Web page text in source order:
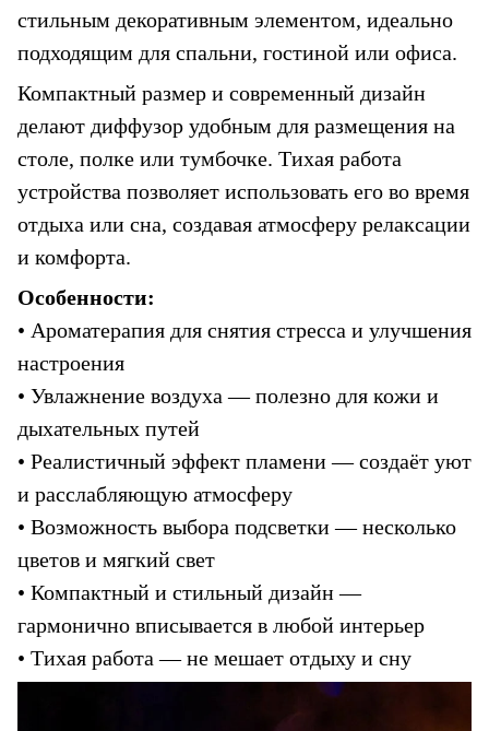
стильным декоративным элементом, идеально
подходящим для спальни, гостиной или офиса.
Компактный размер и современный дизайн
делают диффузор удобным для размещения на
столе, полке или тумбочке. Тихая работа
устройства позволяет использовать его во время
отдыха или сна, создавая атмосферу релаксации
и комфорта.
Особенности:
• Ароматерапия для снятия стресса и улучшения
настроения
• Увлажнение воздуха — полезно для кожи и
дыхательных путей
• Реалистичный эффект пламени — создаёт уют
и расслабляющую атмосферу
• Возможность выбора подсветки — несколько
цветов и мягкий свет
• Компактный и стильный дизайн —
гармонично вписывается в любой интерьер
• Тихая работа — не мешает отдыху и сну